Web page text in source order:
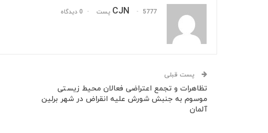
CJN 5777 پست 0 دیدگاه
پست قبلی
تظاهرات و تجمع اعتراضی فعالان محیط زیستی
موسوم به جنبش شورش علیه انقراض در شهر برلین
آلمان